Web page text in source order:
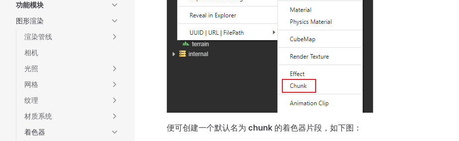
功能模块
图形渲染
渲染管线
相机
光照
网格
纹理
材质系统
着色器
便可创建一个默认名为 chunk 的着色器片段，如下图：